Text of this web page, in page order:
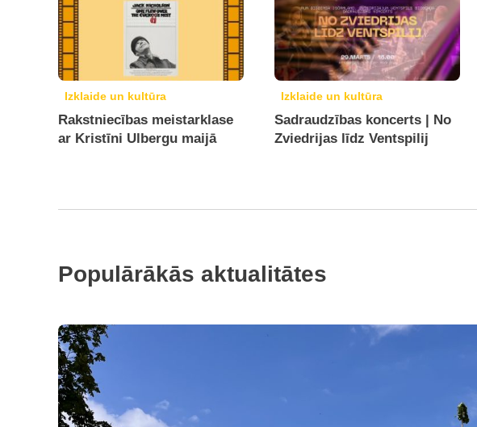
Izklaide un kultūra
Rakstniecības meistarklase
ar Kristīni Ulbergu maijā
Izklaide un kultūra
Sadraudzības koncerts | No
Zviedrijas līdz Ventspilij
Populārākās aktualitātes